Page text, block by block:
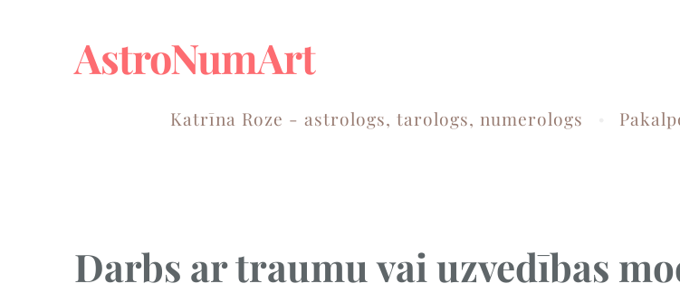
AstroNumArt
Katrīna Roze - astrologs, tarologs, numerologs
Darbs ar traumu vai uzvedības